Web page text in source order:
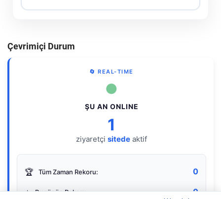
Çevrimiçi Durum
🔄 REAL-TIME
●
ŞU AN ONLINE
1
ziyaretçi sitede aktif
🏆 Tüm Zaman Rekoru: 0
⭐ Bugünün Rekoru: 0